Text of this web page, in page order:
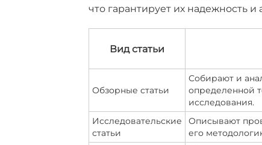
что гарантирует их надежность и
Вид статьи
Обзорные статьи
Собирают и
определенной
исследования.
Исследовательские
статьи
Описывают
его